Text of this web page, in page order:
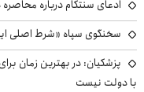
ادعای سنتکام درباره محاصره
سخنگوی سپاه «شرط اصلی
پزشکیان‌: در بهترین زمان
با دولت نیست